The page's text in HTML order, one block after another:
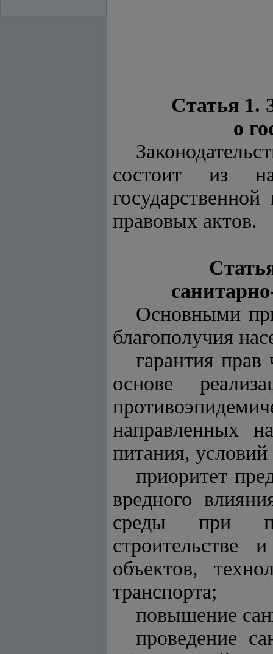
Статья 1.
о
состоит из
правовых актов.
Основными
благополучия
гарантия прав
основе
направленных
питания,
приоритет
вредного
среды при
строительстве
объектов,
транспорта;
повышение
проведение